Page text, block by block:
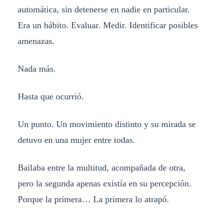
automática, sin detenerse en nadie en particular.
Era un hábito. Evaluar. Medir. Identificar posibles
amenazas.
Nada más.
Hasta que ocurrió.
Un punto. Un movimiento distinto y su mirada se
detuvo en una mujer entre todas.
Bailaba entre la multitud, acompañada de otra,
pero la segunda apenas existía en su percepción.
Porque la primera… La primera lo atrapó.